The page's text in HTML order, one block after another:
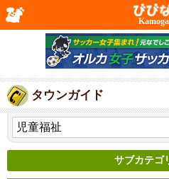
タウンガイド
サブカテゴ